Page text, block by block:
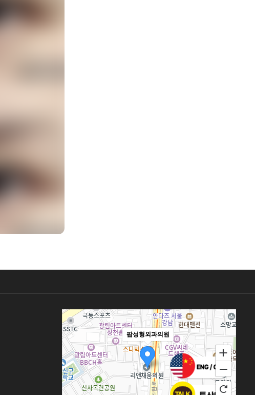
팝성형외과의원